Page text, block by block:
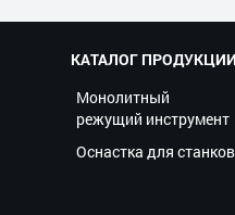
КАТАЛОГ ПРОДУКЦИИ
Монолитный
режущий инструмент
Оснастка для станков